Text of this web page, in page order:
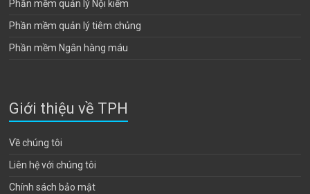
Phần mềm quản lý Nội kiểm
Phần mềm quản lý tiêm chủng
Phần mềm Ngân hàng máu
Giới thiệu về TPH
Về chúng tôi
Liên hệ với chúng tôi
Chính sách bảo mật